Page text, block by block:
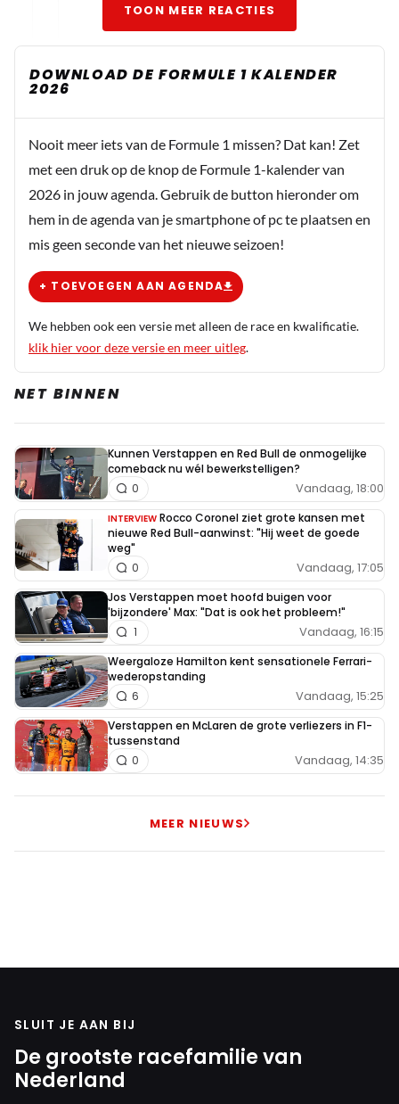
MassimoDiscenscale
27 september 2025 11:34
27 september 2025 15:06
Bijzonder Max rijden in gt3 klasse
Meepraten? Dat kan! Je hoeft je alleen maar aan te
melden met een RN365-account.
INLOGGEN
TOON MEER REACTIES
DOWNLOAD DE FORMULE 1 KALENDER
2026
Nooit meer iets van de Formule 1 missen? Dat kan! Zet
met een druk op de knop de Formule 1-kalender van
2026 in jouw agenda. Gebruik de button hieronder om
hem in de agenda van je smartphone of pc te plaatsen en
mis geen seconde van het nieuwe seizoen!
+ TOEVOEGEN AAN AGENDA
We hebben ook een versie met alleen de race en kwalificatie.
klik hier voor deze versie en meer uitleg.
NET BINNEN
Kunnen Verstappen en Red Bull de onmogelijke
comeback nu wél bewerkstelligen?
Vandaag, 18:00
0
INTERVIEW Rocco Coronel ziet grote kansen met
nieuwe Red Bull-aanwinst: "Hij weet de goede
weg"
Vandaag, 17:05
0
Jos Verstappen moet hoofd buigen voor
'bijzondere' Max: "Dat is ook het probleem!"
Vandaag, 16:15
1
Weergaloze Hamilton kent sensationele Ferrari-
wederopstanding
Vandaag, 15:25
6
Verstappen en McLaren de grote verliezers in F1-
tussenstand
Vandaag, 14:35
0
MEER NIEUWS
SLUIT JE AAN BIJ
De grootste racefamilie van
Nederland